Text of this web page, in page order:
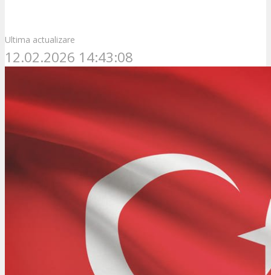
Ultima actualizare
12.02.2026 14:43:08